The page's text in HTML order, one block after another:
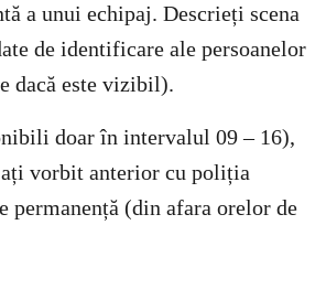
a unui echipaj. Descrieți scena
de identificare ale persoanelor
dacă este vizibil).
doar în intervalul 09 – 16),
vorbit anterior cu poliția
permanență (din afara orelor de